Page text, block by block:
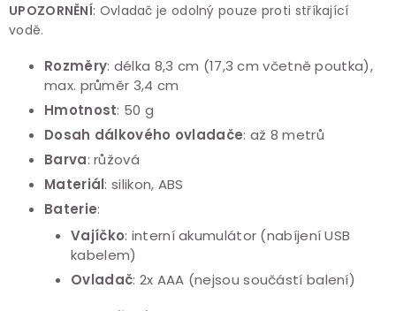
UPOZORNĚNÍ: Ovladač je odolný pouze proti stříkající
vodě.
Rozměry: délka 8,3 cm (17,3 cm včetně poutka),
max. průměr 3,4 cm
Hmotnost: 50 g
Dosah dálkového ovladače: až 8 metrů
Barva: růžová
Materiál: silikon, ABS
Baterie:
Vajíčko: interní akumulátor (nabíjení USB
kabelem)
Ovladač: 2x AAA (nejsou součástí balení)